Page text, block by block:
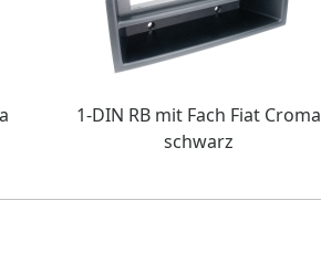
1-DIN RB mit Fach Fiat Croma
schwarz